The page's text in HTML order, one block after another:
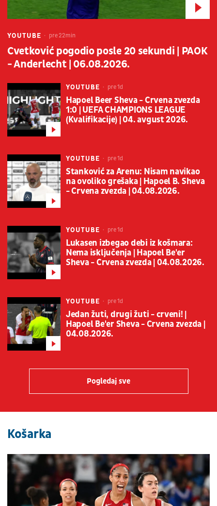
YOUTUBE pre 22min
Cvetković pogodio posle 20 sekundi | PAOK
- Anderlecht | 06.08.2026.
YOUTUBE pre 1d
Hapoel Beer Sheva - Crvena zvezda
1:0 | UEFA CHAMPIONS LEAGUE
(Kvalifikacije) | 04. avgust 2026.
YOUTUBE pre 1d
Stanković za Arenu: Nisam navikao
na ovoliko grešaka | Hapoel B. Sheva
- Crvena zvezda | 04.08.2026.
YOUTUBE pre 1d
Lukasen izbegao debi iz košmara:
Nema isključenja | Hapoel Be'er
Sheva - Crvena zvezda | 04.08.2026.
YOUTUBE pre 1d
Jedan žuti, drugi žuti - crveni! |
Hapoel Be'er Sheva - Crvena zvezda |
04.08.2026.
Pogledaj sve
Košarka